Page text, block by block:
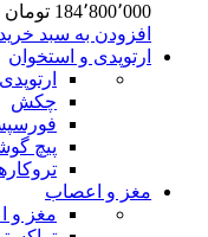
184٬800٬000 تومان
افزودن به سبد خرید
ارتوپدی و استخوان
چکش
پیچ
مغز و اعصاب
مغز و